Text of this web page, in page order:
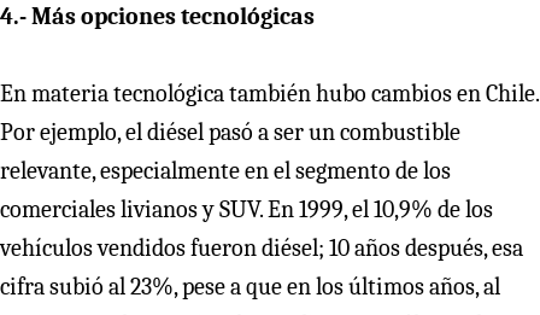
4.- Más opciones tecnológicas
En materia tecnológica también hubo cambios en Chile.
Por ejemplo, el diésel pasó a ser un combustible
relevante, especialmente en el segmento de los
comerciales livianos y SUV. En 1999, el 10,9% de los
vehículos vendidos fueron diésel; 10 años después, esa
cifra subió al 23%, pese a que en los últimos años, al